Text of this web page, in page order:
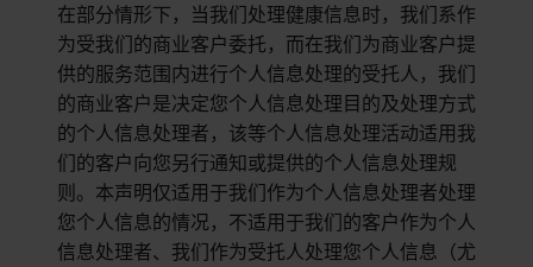
在部分情形下，当我们处理健康信息时，我们系作
为受我们的商业客户委托，而在我们为商业客户提
供的服务范围内进行个人信息处理的受托人，我们
的商业客户是决定您个人信息处理目的及处理方式
的个人信息处理者，该等个人信息处理活动适用我
们的客户向您另行通知或提供的个人信息处理规
则。本声明仅适用于我们作为个人信息处理者处理
您个人信息的情况，不适用于我们的客户作为个人
信息处理者、我们作为受托人处理您个人信息（尤